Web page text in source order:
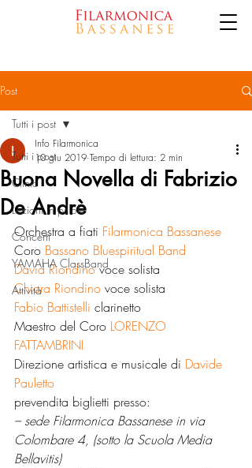
Post
Tutti i post
Clinic
Lezioni in pillole
Concerti
YAMAHA ClassBand
Attività
Tutti i post
Buona Novella di Fabrizio
De Andrè
Info Filarmonica
10 giu 2019 Tempo di lettura: 2 min
Orchestra a fiati Filarmonica Bassanese
Coro Bassano Bluespiritual Band
David Riondino voce solista
Chiara Riondino voce solista
Fabio Battistelli clarinetto
Maestro del Coro LORENZO
FATTAMBRINI
Direzione artistica e musicale di Davide
Pauletto
prevendita biglietti presso:
– sede Filarmonica Bassanese in via
Colombare 4, (sotto la Scuola Media
Bellavitis)